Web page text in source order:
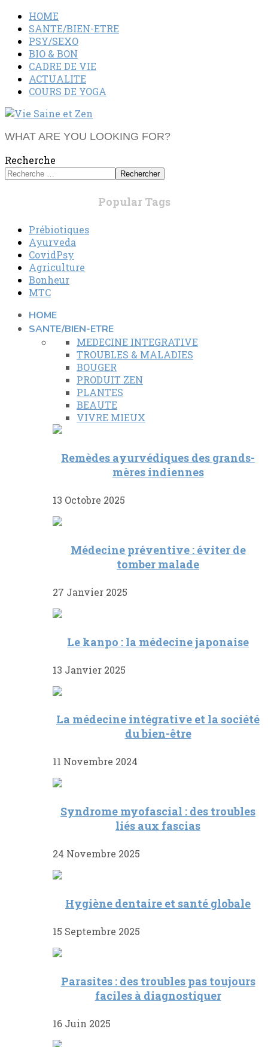
HOME
SANTE/BIEN-ETRE
PSY/SEXO
BIO & BON
CADRE DE VIE
ACTUALITE
COURS DE YOGA
WHAT ARE YOU LOOKING FOR?
Recherche
Rechercher
Popular Tags
Prébiotiques
Ayurveda
CovidPsy
Agriculture
Bonheur
MTC
HOME
SANTE/BIEN-ETRE
MEDECINE INTEGRATIVE
TROUBLES & MALADIES
BOUGER
PRODUIT ZEN
PLANTES
BEAUTE
VIVRE MIEUX
Remèdes ayurvédiques des grands-
mères indiennes
13 Octobre 2025
Médecine préventive : éviter de
tomber malade
27 Janvier 2025
Le kanpo : la médecine japonaise
13 Janvier 2025
La médecine intégrative et la société
du bien-être
11 Novembre 2024
Syndrome myofascial : des troubles
liés aux fascias
24 Novembre 2025
Hygiène dentaire et santé globale
15 Septembre 2025
Parasites : des troubles pas toujours
faciles à diagnostiquer
16 Juin 2025